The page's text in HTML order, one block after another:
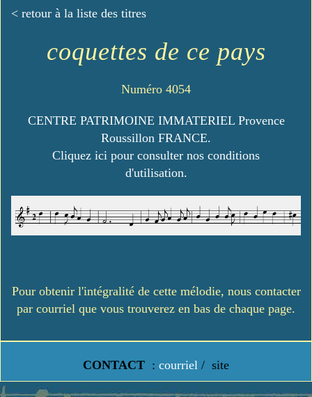
< retour à la liste des titres
coquettes de ce pays
Numéro 4054
CENTRE PATRIMOINE IMMATERIEL Provence
Roussillon FRANCE.
Cliquez ici pour consulter nos conditions
d'utilisation.
Pour obtenir l'intégralité de cette mélodie, nous contacter
par courriel que vous trouverez en bas de chaque page.
CONTACT : courriel / site
https://www.lavielledanstoussesetats.fr